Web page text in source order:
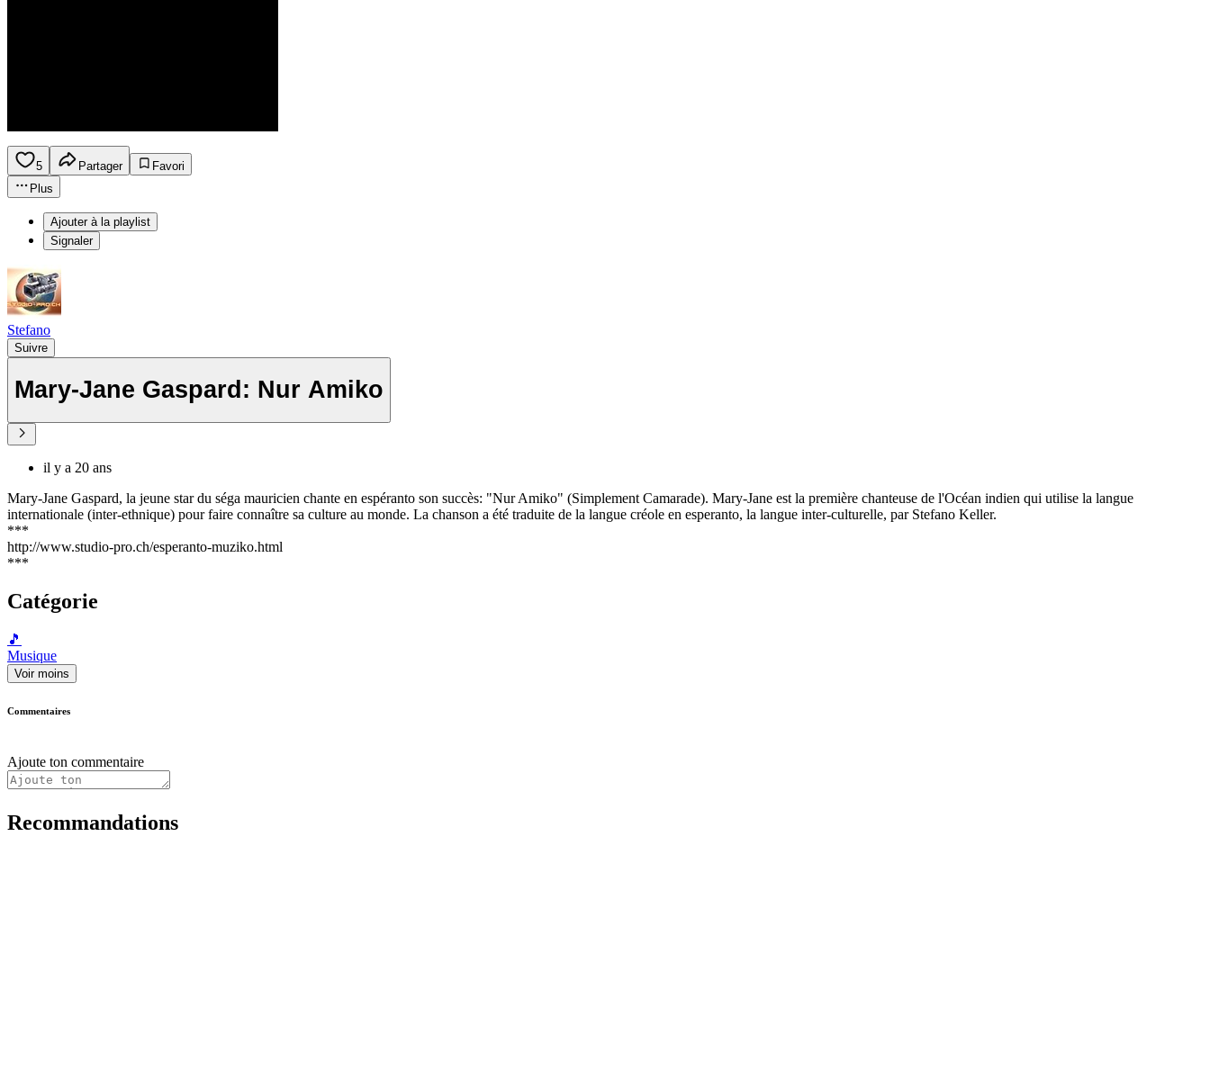
5 Partager
Favori
Plus
Ajouter à la playlist
Signaler
Stefano
Suivre
Mary-Jane Gaspard: Nur Amiko
il y a 20 ans
Mary-Jane Gaspard, la jeune star du séga mauricien chante en espéranto son succès: "Nur Amiko" (Simplement Camarade). Mary-Jane est la première chanteuse de l'Océan indien qui utilise la langue
internationale (inter-ethnique) pour faire connaître sa culture au monde. La chanson a été traduite de la langue créole en esperanto, la langue inter-culturelle, par Stefano Keller.
***
http://www.studio-pro.ch/esperanto-muziko.html
***
Catégorie
🎵
Musique
Voir moins
Commentaires
Ajoute ton commentaire
Recommandations